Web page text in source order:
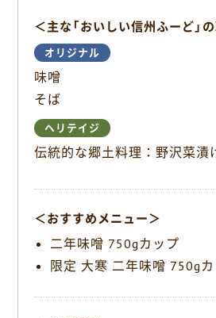
＜主な「おいしい信州ふーど」
オリジナル
味噌
そば
ヘリテイジ
伝統的な郷土料理：野沢菜漬
＜おすすめメニュー＞
二年味噌 750gカップ
限定 大寒 二年味噌 750g